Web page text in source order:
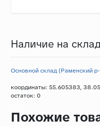
Наличие на
Основной склад (Раменский
координаты: 55.605383,
остаток: 0
Похожие